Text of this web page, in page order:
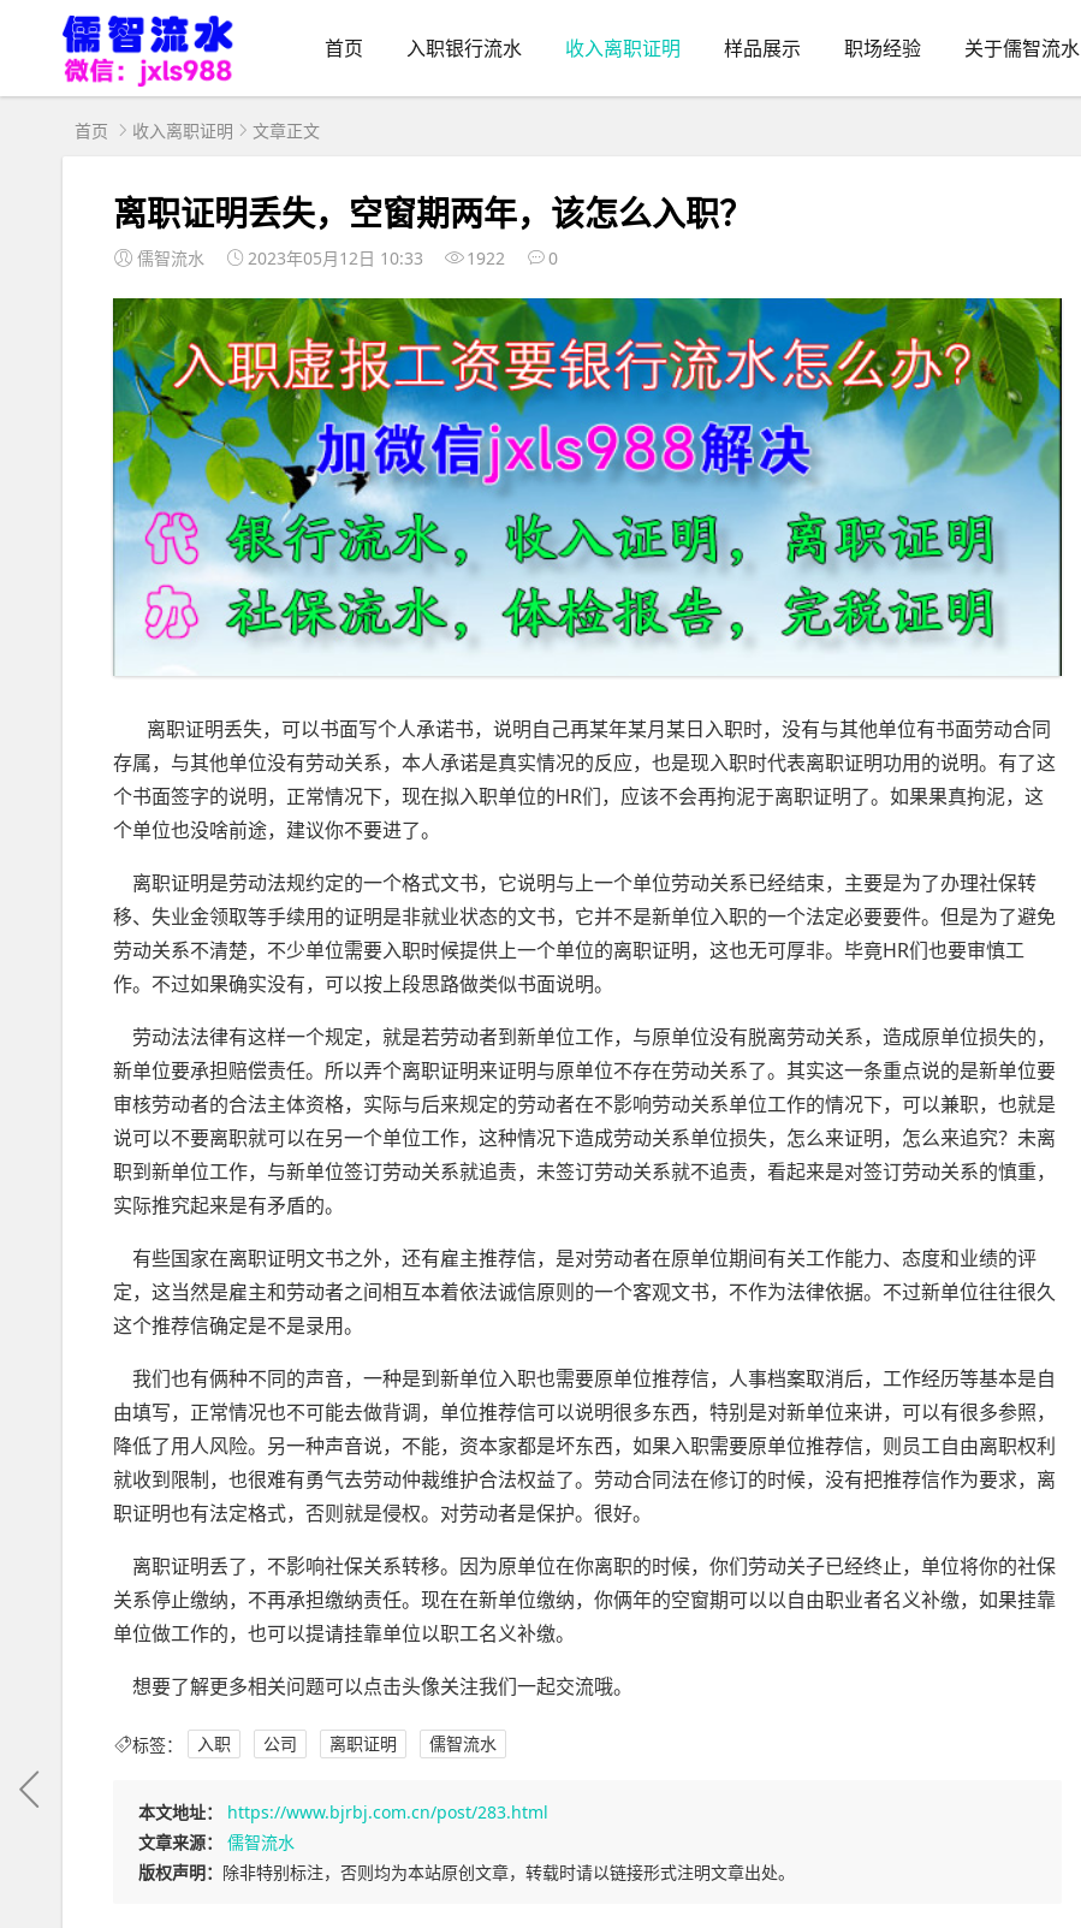
首页 入职银行流水 收入离职证明 样品展示 职场经验 关于儒智流水
首页 收入离职证明 文章正文
离职证明丢失，空窗期两年，该怎么入职？
儒智流水 2023年05月12日 10:33 1922 0
离职证明丢失，可以书面写个人承诺书，说明自己再某年某月某日入职时，没有与其他单位有书面劳动合同
存属，与其他单位没有劳动关系，本人承诺是真实情况的反应，也是现入职时代表离职证明功用的说明。有了这
个书面签字的说明，正常情况下，现在拟入职单位的HR们，应该不会再拘泥于离职证明了。如果果真拘泥，这
个单位也没啥前途，建议你不要进了。
离职证明是劳动法规约定的一个格式文书，它说明与上一个单位劳动关系已经结束，主要是为了办理社保转
移、失业金领取等手续用的证明是非就业状态的文书，它并不是新单位入职的一个法定必要要件。但是为了避免
劳动关系不清楚，不少单位需要入职时候提供上一个单位的离职证明，这也无可厚非。毕竟HR们也要审慎工
作。不过如果确实没有，可以按上段思路做类似书面说明。
劳动法法律有这样一个规定，就是若劳动者到新单位工作，与原单位没有脱离劳动关系，造成原单位损失的，
新单位要承担赔偿责任。所以弄个离职证明来证明与原单位不存在劳动关系了。其实这一条重点说的是新单位要
审核劳动者的合法主体资格，实际与后来规定的劳动者在不影响劳动关系单位工作的情况下，可以兼职，也就是
说可以不要离职就可以在另一个单位工作，这种情况下造成劳动关系单位损失，怎么来证明，怎么来追究？未离
职到新单位工作，与新单位签订劳动关系就追责，未签订劳动关系就不追责，看起来是对签订劳动关系的慎重，
实际推究起来是有矛盾的。
有些国家在离职证明文书之外，还有雇主推荐信，是对劳动者在原单位期间有关工作能力、态度和业绩的评
定，这当然是雇主和劳动者之间相互本着依法诚信原则的一个客观文书，不作为法律依据。不过新单位往往很久
这个推荐信确定是不是录用。
我们也有俩种不同的声音，一种是到新单位入职也需要原单位推荐信，人事档案取消后，工作经历等基本是自
由填写，正常情况也不可能去做背调，单位推荐信可以说明很多东西，特别是对新单位来讲，可以有很多参照，
降低了用人风险。另一种声音说，不能，资本家都是坏东西，如果入职需要原单位推荐信，则员工自由离职权利
就收到限制，也很难有勇气去劳动仲裁维护合法权益了。劳动合同法在修订的时候，没有把推荐信作为要求，离
职证明也有法定格式，否则就是侵权。对劳动者是保护。很好。
离职证明丢了，不影响社保关系转移。因为原单位在你离职的时候，你们劳动关子已经终止，单位将你的社保
关系停止缴纳，不再承担缴纳责任。现在在新单位缴纳，你俩年的空窗期可以以自由职业者名义补缴，如果挂靠
单位做工作的，也可以提请挂靠单位以职工名义补缴。
想要了解更多相关问题可以点击头像关注我们一起交流哦。
标签： 入职 公司 离职证明 儒智流水
本文地址：
https://www.bjrbj.com.cn/post/283.html
文章来源：
儒智流水
版权声明： 除非特别标注，否则均为本站原创文章，转载时请以链接形式注明文章出处。